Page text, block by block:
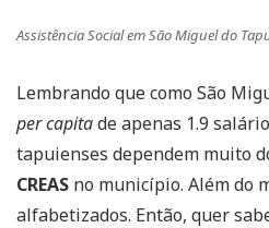
Assistência Social em São Miguel do
Lembrando que como São
per capitade apenas 1.9
tapuienses dependem muito
CREAS no município. Além do
alfabetizados. Então, quer